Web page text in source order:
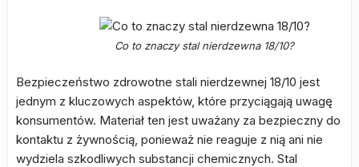
Co to znaczy stal nierdzewna 18/10?
Bezpieczeństwo zdrowotne stali nierdzewnej 18/10 jest
jednym z kluczowych aspektów, które przyciągają uwagę
konsumentów. Materiał ten jest uważany za bezpieczny do
kontaktu z żywnością, ponieważ nie reaguje z nią ani nie
wydziela szkodliwych substancji chemicznych. Stal